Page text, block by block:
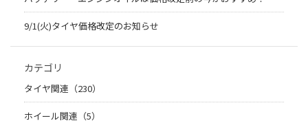
9/1(火)タイヤ価格改定のお知らせ
カテゴリ
タイヤ関連（230）
ホイール関連（5）